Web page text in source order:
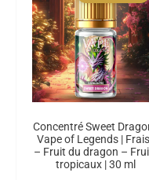
Concentré Sweet
Vape of Legends |
– Fruit du dragon –
tropicaux | 30 ml